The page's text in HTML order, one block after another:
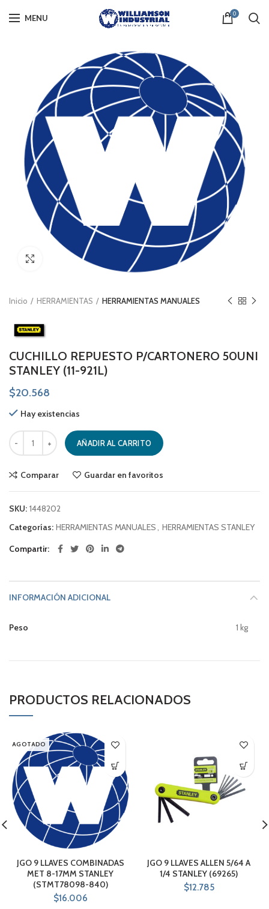
MENU 0
Click to enlarge
Inicio HERRAMIENTAS HERRAMIENTAS MANUALES
CUCHILLO REPUESTO P/CARTONERO 50UNI
STANLEY (11-921L)
$20.568
Hay existencias
CUCHILLO REPUESTO P/CARTONERO 50UNI STANLEY (11-921L)
AÑADIR AL CARRITO
Comparar Guardar en favoritos
SKU: 1448202
Categorías: HERRAMIENTAS MANUALES, HERRAMIENTAS STANLEY
Compartir
INFORMACIÓN ADICIONAL
Peso 1 kg
PRODUCTOS RELACIONADOS
AGOTADO
JGO 9 LLAVES COMBINADAS
MET 8-17MM STANLEY
(STMT78098-840)
$16.006
JGO 9 LLAVES ALLEN 5/64 A
1/4 STANLEY (69265)
$12.785